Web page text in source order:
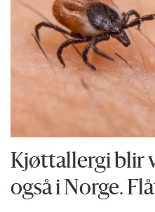
Kjøttallergi blir
også i Norge.